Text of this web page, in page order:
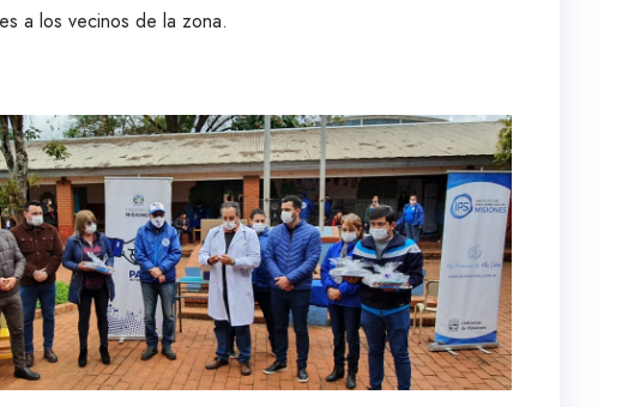
a los vecinos de la zona.